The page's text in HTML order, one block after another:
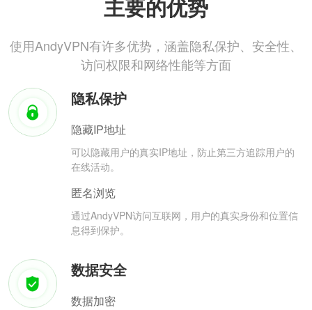
主要的优势
使用AndyVPN有许多优势，涵盖隐私保护、安全性、
访问权限和网络性能等方面
隐私保护
隐藏IP地址
可以隐藏用户的真实IP地址，防止第三方追踪用户的
在线活动。
匿名浏览
通过AndyVPN访问互联网，用户的真实身份和位置信
息得到保护。
数据安全
数据加密